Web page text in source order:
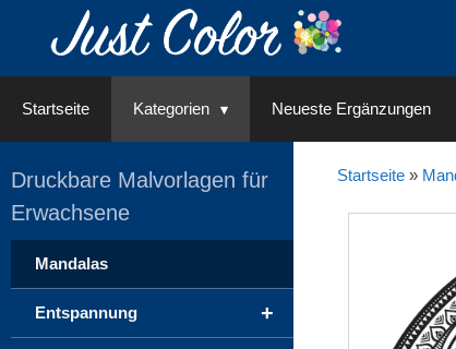
Startseite Kategorien Neueste Ergänzungen
Startseite»
Druckbare Malvorlagen für
Erwachsene
Mandalas
+
Entspannung